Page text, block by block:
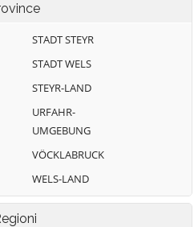
SanktJohann am
Treubach
Weng im Innkreis
STADT STEYR
STADT WELS
STEYR-LAND
URFAHR-
UMGEBUNG
VÖCKLABRUCK
WELS-LAND